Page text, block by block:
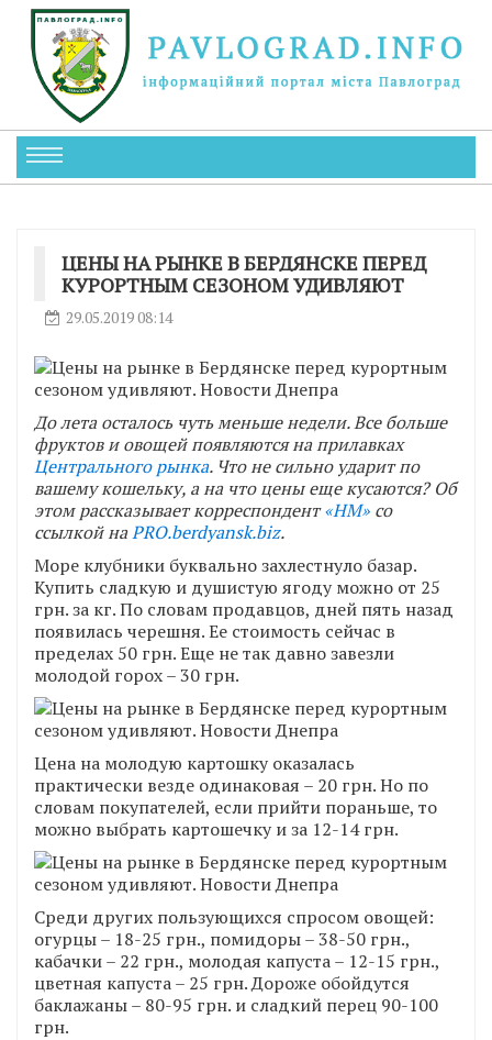
ЦЕНЫ НА РЫНКЕ В БЕРДЯНСКЕ ПЕРЕД
КУРОРТНЫМ СЕЗОНОМ УДИВЛЯЮТ
29.05.2019 08:14
До лета осталось чуть меньше недели. Все больше
фруктов и овощей появляются на прилавках
Центрального рынка. Что не сильно ударит по
вашему кошельку, а на что цены еще кусаются? Об
этом рассказывает корреспондент«НМ» со
ссылкой наPRO.berdyansk.biz.
Море клубники буквально захлестнуло базар.
Купить сладкую и душистую ягоду можно от 25
грн. за кг. По словам продавцов, дней пять назад
появилась черешня. Ее стоимость сейчас в
пределах 50 грн. Еще не так давно завезли
молодой горох – 30 грн.
Цена на молодую картошку оказалась
практически везде одинаковая – 20 грн. Но по
словам покупателей, если прийти пораньше, то
можно выбрать картошечку и за 12-14 грн.
Среди других пользующихся спросом овощей:
огурцы – 18-25 грн., помидоры – 38-50 грн.,
кабачки – 22 грн., молодая капуста – 12-15 грн.,
цветная капуста – 25 грн. Дороже обойдутся
баклажаны – 80-95 грн. и сладкий перец 90-100
грн.